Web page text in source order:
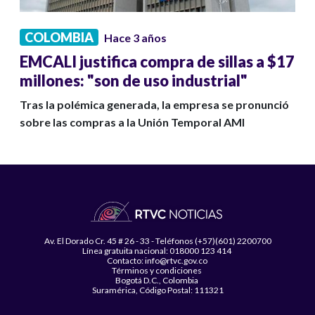
COLOMBIA Hace 3 años
EMCALI justifica compra de sillas a $17
millones: "son de uso industrial"
Tras la polémica generada, la empresa se pronunció
sobre las compras a la Unión Temporal AMI
Av. El Dorado Cr. 45 # 26 - 33 - Teléfonos (+57)(601) 2200700
Línea gratuita nacional: 018000 123 414
Contacto: info@rtvc.gov.co
Términos y condiciones
Bogotá D.C., Colombia
Suramérica, Código Postal: 111321